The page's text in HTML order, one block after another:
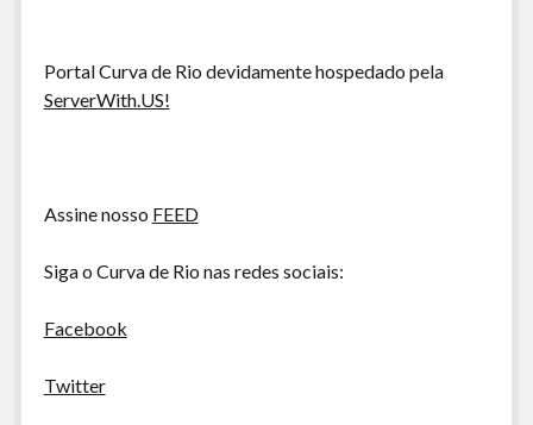
Portal Curva de Rio devidamente hospedado pela
ServerWith.US!
Assine nosso FEED
Siga o Curva de Rio nas redes sociais:
Facebook
Twitter